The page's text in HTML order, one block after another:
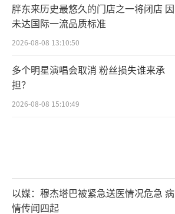
胖东来历史最悠久的门店之一将闭店 因
未达国际一流品质标准
2026-08-08 13:10:50
多个明星演唱会取消 粉丝损失谁来承
担？
2026-08-08 15:10:49
以媒：穆杰塔巴被紧急送医情况危急 病
情传闻四起